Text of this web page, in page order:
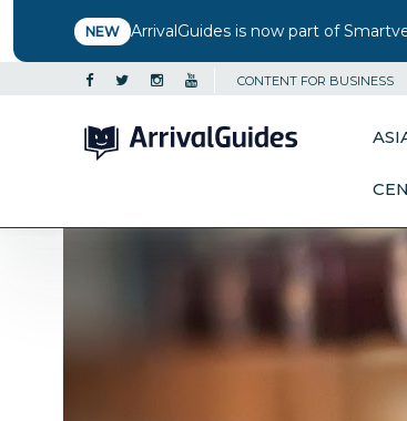
NEW ArrivalGuides is now part of
CONTENT FOR BUSINESS